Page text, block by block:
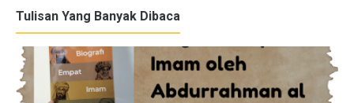
Tulisan Yang Banyak Dibaca